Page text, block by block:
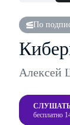
По
Алексей
бесплатно